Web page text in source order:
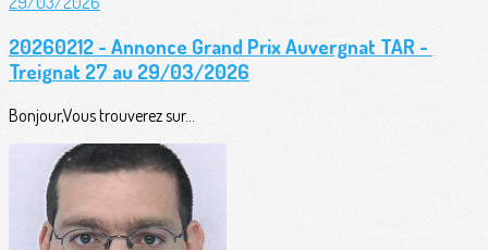
20260212 - Annonce Grand Prix Auvergnat TAR -
Treignat 27 au 29/03/2026
Bonjour,Vous trouverez sur...